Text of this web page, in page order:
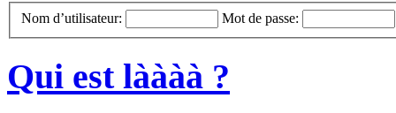
Nom d’utilisateur: Mot de passe:
Qui est làààà ?